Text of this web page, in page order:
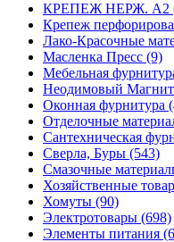
КРЕПЕЖ НЕРЖ. А2
Крепеж
Лако-Красочные
Масленка Пресс (9)
Мебельная
Неодимовый
Оконная фурнитура
Отделочные
Сантехническая
Сверла, Буры (543)
Смазочные
Хозяйственные
Хомуты (90)
Электротовары (698)
Элементы питания